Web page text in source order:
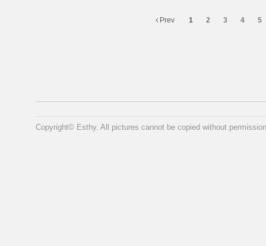
Prev 1 2 3 4 5
Copyright© Esthy. All pictures cannot be copied without